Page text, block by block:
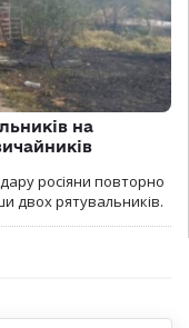
на
росіяни повторно
двох рятувальників.